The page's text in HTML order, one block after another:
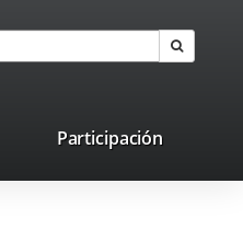
Participación